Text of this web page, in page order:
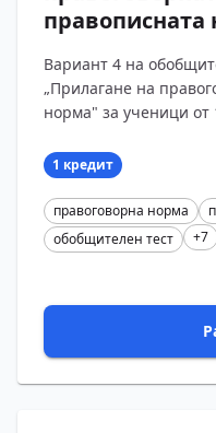
правописната
11 клас
Вариант 4 на
„Прилагане на
норма" за ученици от
изговора на гла?...
1 кредит
правоговорна норма
обобщителен тест
+7